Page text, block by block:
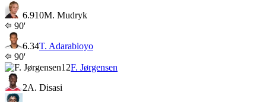
6.910M. Mudryk
90'
6.34T. Adarabioyo
90'
12F. Jørgensen
2A. Disasi